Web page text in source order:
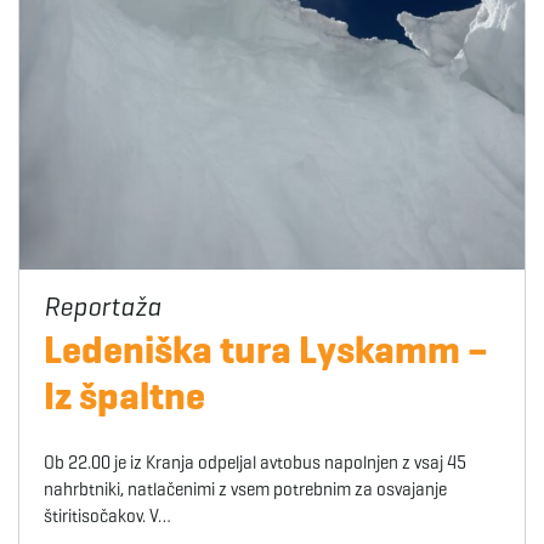
Ledeniška tura Lyskamm –
Iz špaltne
Ob 22.00 je iz Kranja odpeljal avtobus napolnjen z vsaj 45
nahrbtniki, natlačenimi z vsem potrebnim za osvajanje
štiritisočakov. V…